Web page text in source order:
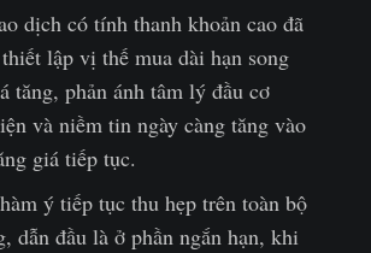
dịch có tính thanh khoản cao đã
lập vị thế mua dài hạn song
tăng, phản ánh tâm lý đầu cơ
và niềm tin ngày càng tăng vào
giá tiếp tục.
ý tiếp tục thu hẹp trên toàn bộ
dẫn đầu là ở phần ngắn hạn, khi